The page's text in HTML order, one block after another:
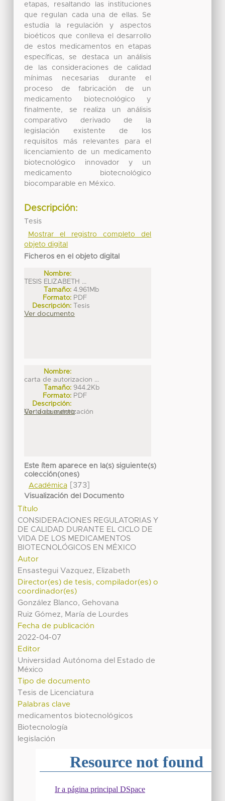
etapas, resaltando las instituciones
que regulan cada una de ellas. Se
estudia la regulación y aspectos
bioéticos que conlleva el desarrollo
de estos medicamentos en etapas
específicas, se destaca un análisis
de las consideraciones de calidad
mínimas necesarias durante el
proceso de fabricación de un
medicamento biotecnológico y
finalmente, se realiza un análisis
comparativo derivado de la
legislación existente de los
requisitos más relevantes para el
licenciamiento de un medicamento
biotecnológico innovador y un
medicamento biotecnológico
biocomparable en México.
Descripción:
Tesis
Mostrar el registro completo del
objeto digital
Ficheros en el objeto digital
Nombre:
TESIS ELIZABETH ...
Tamaño: 4.961Mb
Formato: PDF
Descripción:
Tesis
Ver documento
Nombre:
carta de autorizacion ...
Tamaño: 944.2Kb
Formato: PDF
Descripción:
Carta de autorización
Ver documento
Este ítem aparece en la(s) siguiente(s)
colección(ones)
Académica[373]
Visualización del Documento
Título
CONSIDERACIONES REGULATORIAS Y
DE CALIDAD DURANTE EL CICLO DE
VIDA DE LOS MEDICAMENTOS
BIOTECNOLÓGICOS EN MÉXICO
Autor
Ensastegui Vazquez, Elizabeth
Director(es) de tesis, compilador(es) o
coordinador(es)
González Blanco, Gehovana
Ruiz Gómez, María de Lourdes
Fecha de publicación
2022-04-07
Editor
Universidad Autónoma del Estado de
México
Tipo de documento
Tesis de Licenciatura
Palabras clave
medicamentos biotecnológicos
Biotecnología
legislación